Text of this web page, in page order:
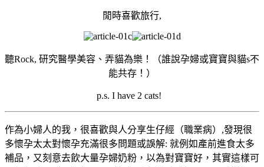
閒時喜歡旅行,
聽Rock, 研究醫學美容、弄貓為樂！（誰說孕婦或寶寶與貓s不
能共存！）
p.s. I have 2 cats!
作為小婦人的我，很喜歡與人分享生仔經（職業病）,發現很
多懷孕太太對懷孕充滿很多問題或誤解: 就例如產前進食太多
補品，又刻意去飲大量孕婦奶粉，以為對寶寶好，其實這樣可